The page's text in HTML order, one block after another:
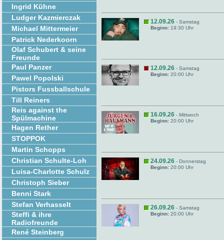
Ingrid Kühne
Ludger Kazmierczak
Michael Mittermeier
Patrick Nederkoorn
Olaf Schubert & seine
Freunde
Paul Panzer
Pawel Popolski
Pistors Fussballschule
Till Reiners
Reis against the
Spülmachine
Hagen Rether
STOPPOK
Martin Schopps
Christian Schulte-Loh
Luisa-Charlotte Schulz
Christoph Sieber
Benni Stark
Stefan Verhasselt
Steffi & ihre
Radiofreunde
René Steinberg
12.09.26 - Samstag
Beginn: 19:30 Uhr
12.09.26 - Samstag
Beginn: 20:00 Uhr
16.09.26 - Mittwoch
Beginn: 20:00 Uhr
24.09.26 - Donnerstag
Beginn: 20:00 Uhr
26.09.26 - Samstag
Beginn: 20:00 Uhr